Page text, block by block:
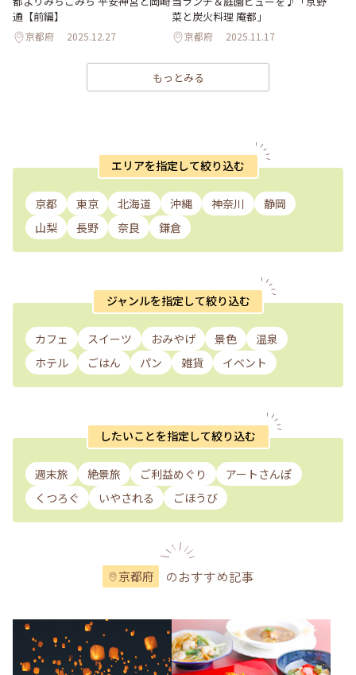
通【前編】
京都府 2025.12.27
菜と炭火料理 庵都」
京都府 2025.11.17
もっとみる
エリアを指定して絞り込む
京都 東京 北海道 沖縄 神奈川
静岡
山梨
長野 奈良 鎌倉
ジャンルを指定して絞り込む
カフェ スイーツ おみやげ 景色
温泉
ホテル
ごはん パン 雑貨 イベント
したいことを指定して絞り込む
週末旅 絶景旅 ご利益めぐり
アートさんぽ
くつろぐ
いやされる ごほうび
京都府 のおすすめ記事